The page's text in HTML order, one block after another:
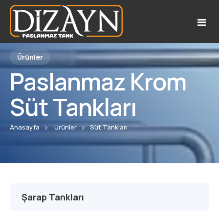
Kurumsal
Hakkımızda
Katalog
Referanslar
Uygulama Alanları
Bal ve Pekmez Tankları
Hizmetlerimiz
Ürünler
Paslanmaz Krom
Süt Tankları
Anasayfa Ürünler Süt Tankları
Şarap Tankları